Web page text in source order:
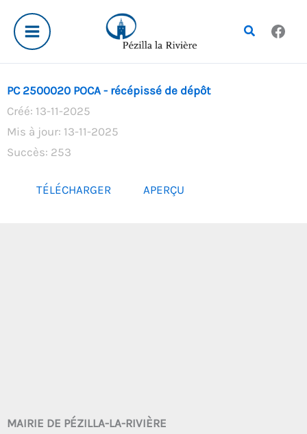
contenu
Rechercher
PC 2500020 POCA - récépissé de dépôt
Créé: 13-11-2025
Mis à jour: 13-11-2025
Succès: 253
TÉLÉCHARGER APERÇU
MAIRIE DE PÉZILLA-LA-RIVIÈRE